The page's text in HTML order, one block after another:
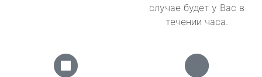
случае будет у Вас в
течении часа.